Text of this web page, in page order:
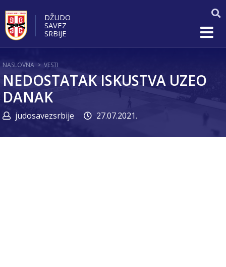
DŽUDO
SAVEZ
SRBIJE
NASLOVNA > VESTI
NEDOSTATAK ISKUSTVA UZEO
DANAK
judosavezsrbije 27.07.2021.